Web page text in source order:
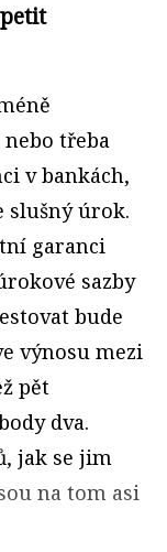
třeba
v bankách,
slušný úrok.
garanci
sazby
bude
výnosu mezi
pět
dva.
jak se jim
na tom asi